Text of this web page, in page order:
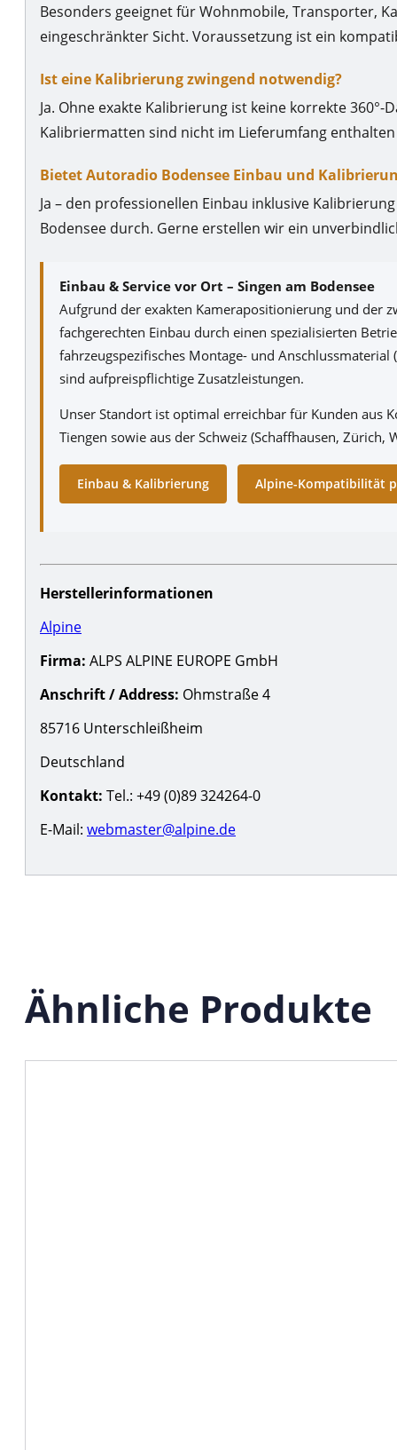
Besonders geeignet für Wohnmobile, Transporter,
eingeschränkter Sicht. Voraussetzung ist ein
Ist eine Kalibrierung zwingend notwendig?
Ja. Ohne exakte Kalibrierung ist keine korrekte
Kalibriermatten sind nicht im Lieferumfang
Bietet Autoradio Bodensee Einbau und
Ja – den professionellen Einbau inklusive
Bodensee durch. Gerne erstellen wir ein
Einbau & Service vor Ort – Singen am Bodensee
Aufgrund der exakten Kamerapositionierung und der
fachgerechten Einbau durch einen spezialisierten
fahrzeugspezifisches Montage- und
sind aufpreispflichtige Zusatzleistungen.
Unser Standort ist optimal erreichbar für Kunden aus
Tiengen sowie aus der Schweiz (Schaffhausen, Zürich,
Einbau & Kalibrierung Alpine-Kompatibilität
Herstellerinformationen
Alpine
Firma: ALPS ALPINE EUROPE GmbH
Anschrift / Address: Ohmstraße 4
85716 Unterschleißheim
Deutschland
Kontakt: Tel.: +49 (0)89 324264-0
E-Mail: webmaster@alpine.de
Ähnliche Produkte